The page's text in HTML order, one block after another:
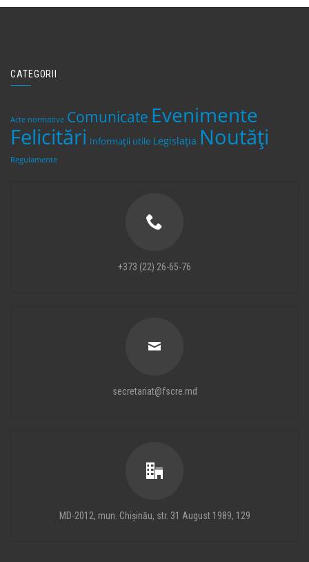
CATEGORII
Acte normative Comunicate Evenimente
Felicitări Informații utile Legislaţia Noutăți
Regulamente
+373 (22) 26-65-76
secretariat@fscre.md
MD-2012, mun. Chișinău, str. 31 August 1989, 129